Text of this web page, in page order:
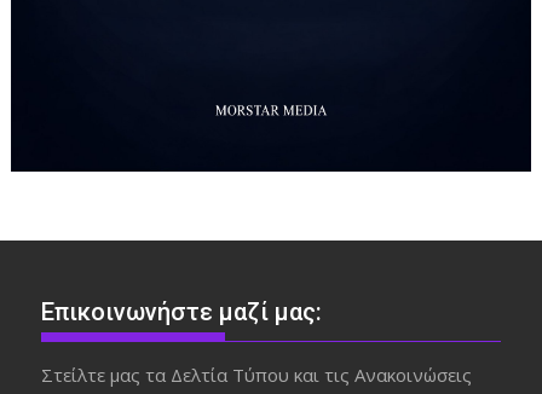
Επικοινωνήστε μαζί μας:
Στείλτε μας τα Δελτία Τύπου και τις Ανακοινώσεις